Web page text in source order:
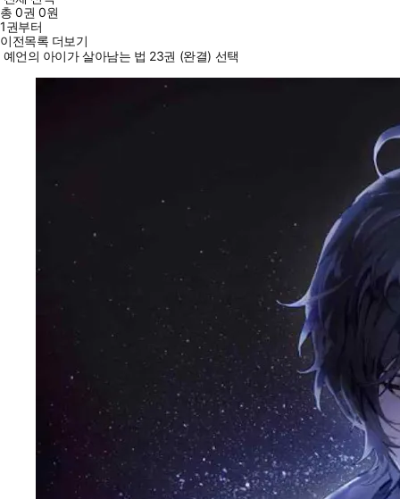
총0권 0원
1권부터
이전목록 더보기
예언의 아이가 살아남는 법 23권 (완결) 선택